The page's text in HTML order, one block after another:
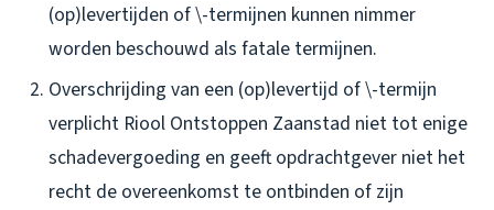
(op)levertijden of \-termijnen kunnen nimmer
worden beschouwd als fatale termijnen.
Overschrijding van een (op)levertijd of \-termijn
verplicht Riool Ontstoppen Zaanstad niet tot enige
schadevergoeding en geeft opdrachtgever niet het
recht de overeenkomst te ontbinden of zijn